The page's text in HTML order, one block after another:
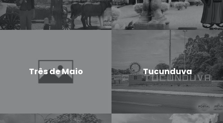
Três de Maio Tucunduva